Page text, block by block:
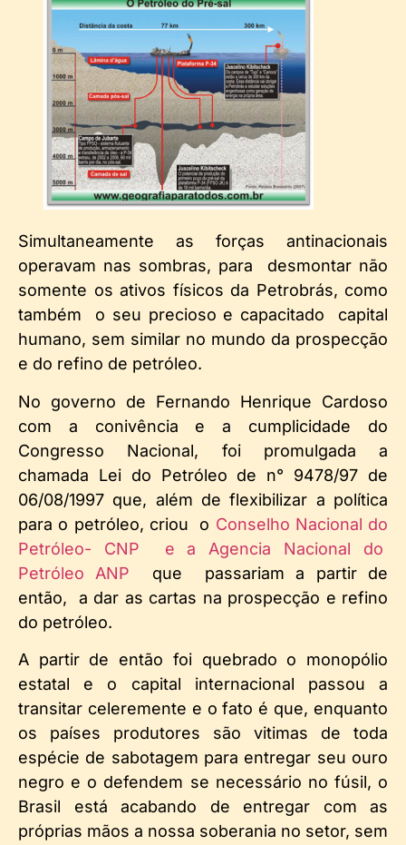
Simultaneamente as forças antinacionais
operavam nas sombras, para desmontar não
somente os ativos físicos da Petrobrás, como
também o seu precioso e capacitado capital
humano, sem similar no mundo da prospecção
e do refino de petróleo.
No governo de Fernando Henrique Cardoso
com a conivência e a cumplicidade do
Congresso Nacional, foi promulgada a
chamada Lei do Petróleo de n° 9478/97 de
06/08/1997 que, além de flexibilizar a política
para o petróleo, criou o Conselho Nacional do
Petróleo- CNP e a Agencia Nacional do
Petróleo ANP que passariam a partir de
então, a dar as cartas na prospecção e refino
do petróleo.
A partir de então foi quebrado o monopólio
estatal e o capital internacional passou a
transitar celeremente e o fato é que, enquanto
os países produtores são vitimas de toda
espécie de sabotagem para entregar seu ouro
negro e o defendem se necessário no fúsil, o
Brasil está acabando de entregar com as
próprias mãos a nossa soberania no setor, sem